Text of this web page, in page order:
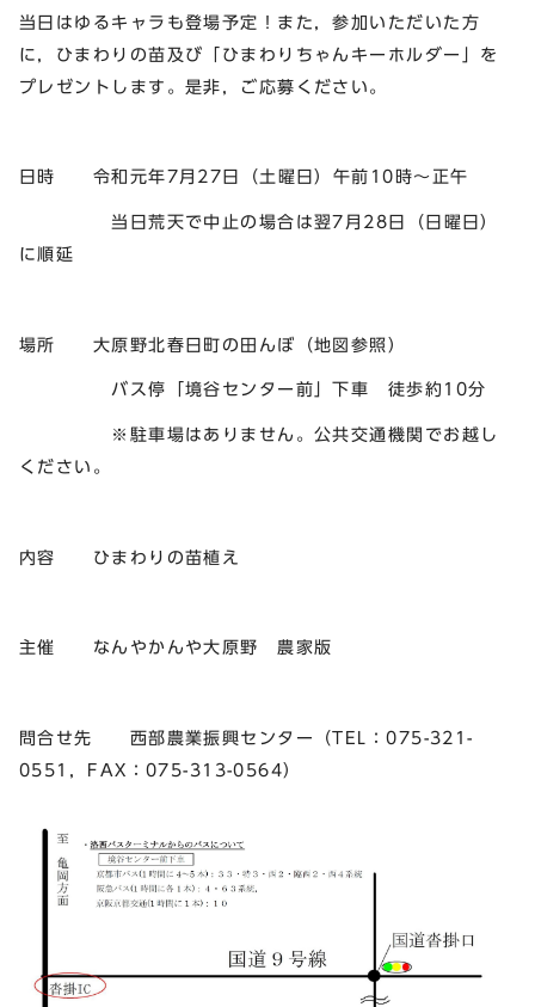
当日はゆるキャラも登場予定！また，参加いただいた方
に，ひまわりの苗及び「ひまわりちゃんキーホルダー」を
プレゼントします。是非，ご応募ください。
日時 令和元年7月27日（土曜日）午前10時～正午
当日荒天で中止の場合は翌7月28日（日曜日）
に順延
場所 大原野北春日町の田んぼ（地図参照）
バス停「境谷センター前」下車 徒歩約10分
※駐車場はありません。公共交通機関でお越し
ください。
内容 ひまわりの苗植え
主催 なんやかんや大原野 農家版
問合せ先 西部農業振興センター（TEL：075-321-
0551，FAX：075-313-0564）